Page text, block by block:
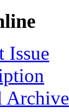
Issue
Archive